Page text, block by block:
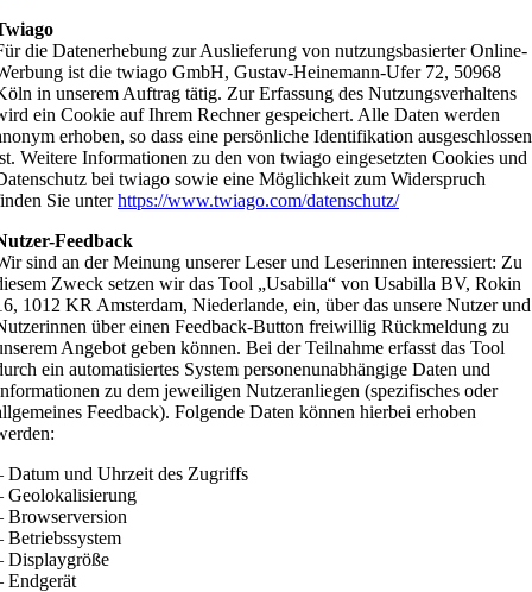
die Datenerhebung zur Auslieferung von nutzungsbasierter Online-
ist die twiago GmbH, Gustav-Heinemann-Ufer 72, 50968
in unserem Auftrag tätig. Zur Erfassung des Nutzungsverhaltens
ein Cookie auf Ihrem Rechner gespeichert. Alle Daten werden
erhoben, so dass eine persönliche Identifikation ausgeschlossen
Weitere Informationen zu den von twiago eingesetzten Cookies und
bei twiago sowie eine Möglichkeit zum Widerspruch
Sie unterhttps://www.twiago.com/datenschutz/
Feedback
sind an der Meinung unserer Leser und Leserinnen interessiert: Zu
Zweck setzen wir das Tool „Usabilla“ von Usabilla BV, Rokin
1012 KR Amsterdam, Niederlande, ein, über das unsere Nutzer und
über einen Feedback-Button freiwillig Rückmeldung zu
Angebot geben können. Bei der Teilnahme erfasst das Tool
ein automatisiertes System personenunabhängige Daten und
zu dem jeweiligen Nutzeranliegen (spezifisches oder
Feedback). Folgende Daten können hierbei erhoben
Datum und Uhrzeit des Zugriffs
Geolokalisierung
Browserversion
Betriebssystem
Displaygröße
Endgerät